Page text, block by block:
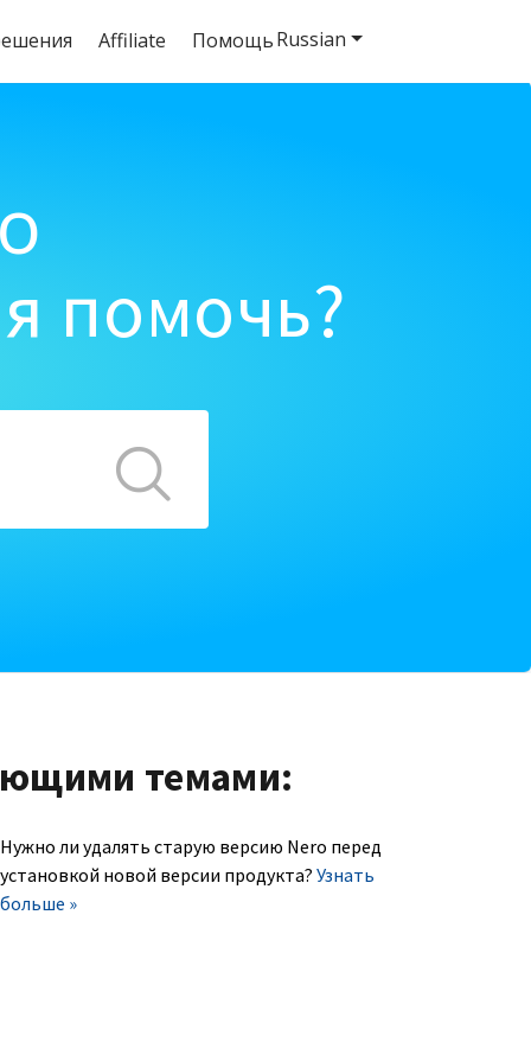
Affiliate Помощь
помочь?
темами:
Нужно ли удалять старую версию Nero перед
установкой новой версии продукта? Узнать
больше »
Russian